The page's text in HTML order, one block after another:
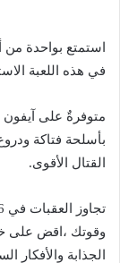
استمتع بواحدة من
في هذه اللعبة
متوفرةٌ على آيفون
بأسلحة فتاكة
القتال الأقوى.
وقوتك ،اقض على
الجذابة